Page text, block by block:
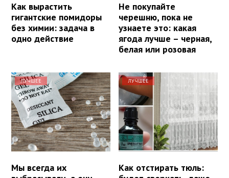
Как вырастить
гигантские помидоры
без химии: задача в
одно действие
Не покупайте
черешню, пока не
узнаете это: какая
ягода лучше – черная,
белая или розовая
ЛУЧШЕЕ
Мы всегда их
ЛУЧШЕЕ
Как отстирать тюль: